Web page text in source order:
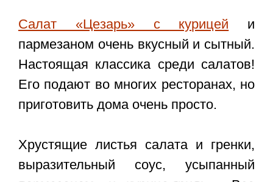
Салат «Цезарь» с курицей и
пармезаном очень вкусный и сытный.
Настоящая классика среди салатов!
Его подают во многих ресторанах, но
приготовить дома очень просто.
Хрустящие листья салата и гренки,
выразительный соус, усыпанный